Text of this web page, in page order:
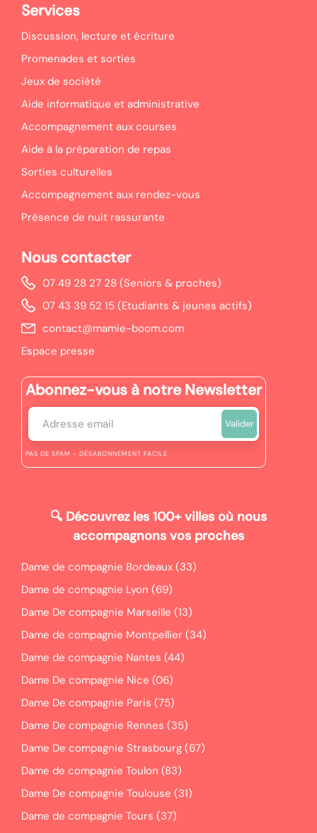
Services
Discussion, lecture et écriture
Promenades et sorties
Jeux de société
Aide informatique et administrative
Accompagnement aux courses
Aide à la préparation de repas
Sorties culturelles
Accompagnement aux rendez-vous
Présence de nuit rassurante
Nous contacter
07 49 28 27 28 (Seniors & proches)
07 43 39 52 15 (Etudiants & jeunes actifs)
contact@mamie-boom.com
Espace presse
Abonnez-vous à notre Newsletter
PAS DE SPAM - DÉSABONNEMENT FACILE
🔍 Découvrez les 100+ villes où nous
accompagnons vos proches
Dame de compagnie Bordeaux (33)
Dame de compagnie Lyon (69)
Dame De compagnie Marseille (13)
Dame de compagnie Montpellier (34)
Dame de compagnie Nantes (44)
Dame De compagnie Nice (06)
Dame De compagnie Paris (75)
Dame De compagnie Rennes (35)
Dame De compagnie Strasbourg (67)
Dame de compagnie Toulon (83)
Dame De compagnie Toulouse (31)
Dame de compagnie Tours (37)